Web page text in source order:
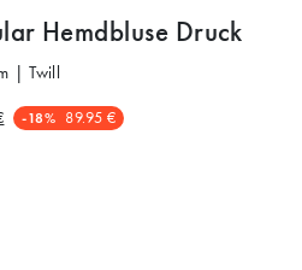
Hemdbluse Druck
| Twill
-18% 89.95 €